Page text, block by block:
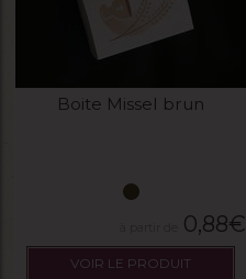
Boite Missel brun
0,88€
VOIR LE PRODUIT